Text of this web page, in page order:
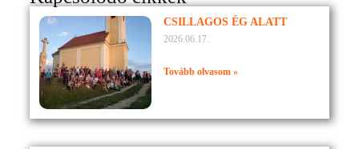
CSILLAGOS ÉG ALATT
2026.06.17.
Tovább olvasom »